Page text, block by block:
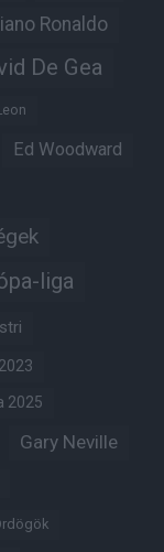
Ronaldo
De Gea
Ed Woodward
liga
2025
Gary Neville